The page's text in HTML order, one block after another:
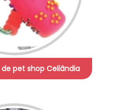
pet shop Ceilândia